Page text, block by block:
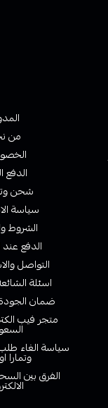
من
الدفع
شحن
سياسة
الشروط
الدفع عند
التواصل
اسئلة
ضمان الجودة
متجر فيب
سياسة الغاء
وتمارا
الفرق بين